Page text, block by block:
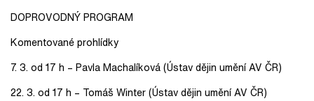
DOPROVODNÝ PROGRAM
Komentované prohlídky
7. 3. od 17 h – Pavla Machalíková (Ústav dějin umění AV ČR)
22. 3. od 17 h – Tomáš Winter (Ústav dějin umění AV ČR)